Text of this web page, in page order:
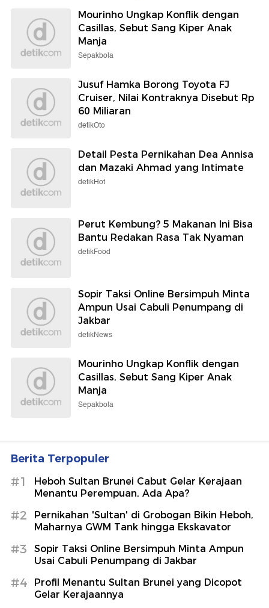
Mourinho Ungkap Konflik dengan
Casillas, Sebut Sang Kiper Anak
Manja
Sepakbola
Jusuf Hamka Borong Toyota FJ
Cruiser, Nilai Kontraknya Disebut Rp
60 Miliaran
detikOto
Detail Pesta Pernikahan Dea Annisa
dan Mazaki Ahmad yang Intimate
detikHot
Perut Kembung? 5 Makanan Ini Bisa
Bantu Redakan Rasa Tak Nyaman
detikFood
Sopir Taksi Online Bersimpuh Minta
Ampun Usai Cabuli Penumpang di
Jakbar
detikNews
Mourinho Ungkap Konflik dengan
Casillas, Sebut Sang Kiper Anak
Manja
Sepakbola
Berita Terpopuler
#1
Heboh Sultan Brunei Cabut Gelar Kerajaan
Menantu Perempuan, Ada Apa?
#2
Pernikahan 'Sultan' di Grobogan Bikin Heboh,
Maharnya GWM Tank hingga Ekskavator
#3
Sopir Taksi Online Bersimpuh Minta Ampun
Usai Cabuli Penumpang di Jakbar
#4
Profil Menantu Sultan Brunei yang Dicopot
Gelar Kerajaannya